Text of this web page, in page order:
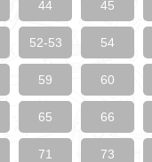
44 45
52-53 54
59 60
65 66
71 73